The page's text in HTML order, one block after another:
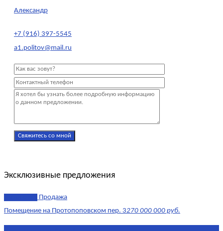
Александр
+7 (916) 397-5545
a1.politov@mail.ru
Эксклюзивные предложения
Продажа
Помещение на Протопоповском пер. 3270 000 000 руб.